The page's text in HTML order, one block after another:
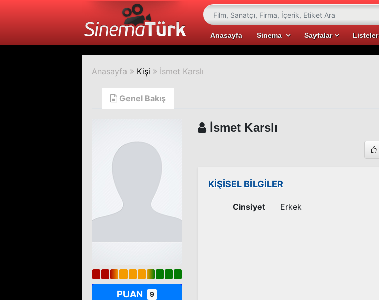
Anasayfa Sinema Sayfalar Listeler
Anasayfa Kişi İsmet Karslı
Genel Bakış
PUAN 9
İsmet Karslı
KİŞİSEL BİLGİLER
Cinsiyet Erkek